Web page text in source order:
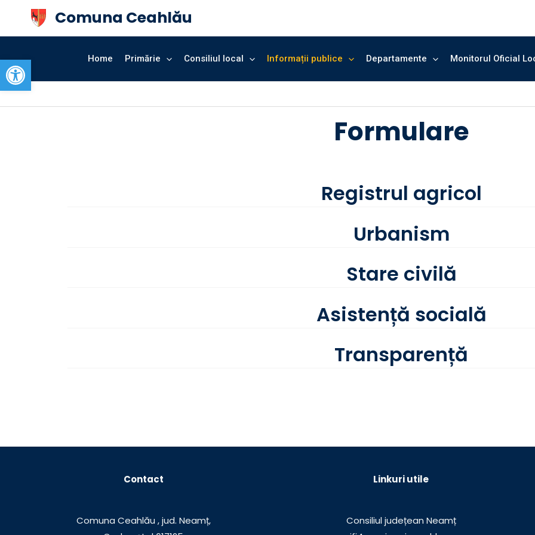
Open toolbar
content
Comuna Ceahlău
Home Primărie Consiliul local Informații publice Departamente Monitorul Oficial
Formulare
Registrul agricol
Urbanism
Stare civilă
Asistență socială
Transparență
Contact
Comuna Ceahlău , jud. Neamț,
Linkuri utile
Consiliul județean Neamț